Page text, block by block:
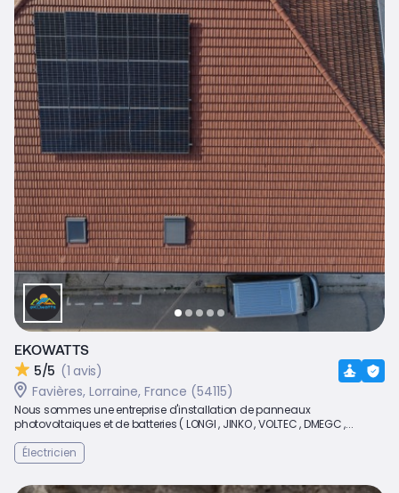
EKOWATTS
5/5 (1 avis)
Favières, Lorraine, France (54115)
Nous sommes une entreprise d'installation de panneaux
photovoltaiques et de batteries ( LONGI , JINKO , VOLTEC , DMEGC ,...
Électricien